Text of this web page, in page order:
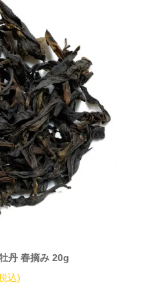
丹 春摘み 20g
込)